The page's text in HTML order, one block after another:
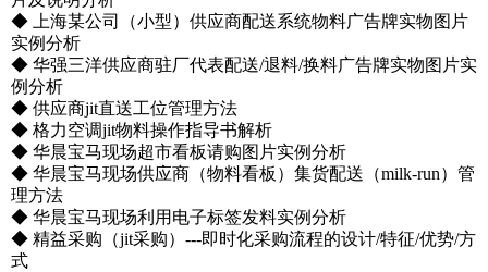
◆ 上海某公司（小型）供应商配送系统物料广告牌实物图片
实例分析
◆ 华强三洋供应商驻厂代表配送/退料/换料广告牌实物图片实
例分析
◆ 供应商jit直送工位管理方法
◆ 格力空调jit物料操作指导书解析
◆ 华晨宝马现场超市看板请购图片实例分析
◆ 华晨宝马现场供应商（物料看板）集货配送（milk-run）管
理方法
◆ 华晨宝马现场利用电子标签发料实例分析
◆ 精益采购（jit采购）---即时化采购流程的设计/特征/优势/方
式